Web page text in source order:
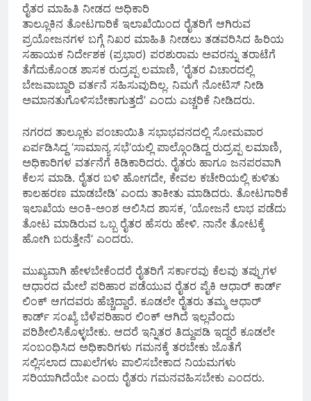
ರೈತರ ಮಾಹಿತಿ ನೀಡದ ಅಧಿಕಾರಿ
ತಾಲ್ಲೂಕಿನ ತೋಟಗಾರಿಕೆ ಇಲಾಖೆಯಿಂದ ರೈತರಿಗೆ ಆಗಿರುವ
ಪ್ರಯೋಜನಗಳ ಬಗ್ಗೆ ನಿಖರ ಮಾಹಿತಿ ನೀಡಲು ತಡವರಿಸಿದ ಹಿರಿಯ
ಸಹಾಯಕ ನಿರ್ದೇಶಕ (ಪ್ರಭಾರ) ಪರಶುರಾಮ ಅವರನ್ನು ತರಾಟೆಗೆ
ತೆಗೆದುಕೊಂಡ ಶಾಸಕ ರುದ್ರಪ್ಪ ಲಮಾಣಿ, ‘ರೈತರ ವಿಚಾರದಲ್ಲಿ
ಬೇಜವಾಬ್ದಾರಿ ವರ್ತನೆ ಸಹಿಸುವುದಿಲ್ಲ. ನಿಮಗೆ ನೋಟಿಸ್ ನೀಡಿ
ಅಮಾನತುಗೊಳಿಸಬೇಕಾಗುತ್ತದೆ’ ಎಂದು ಎಚ್ಚರಿಕೆ ನೀಡಿದರು.
ನಗರದ ತಾಲ್ಲೂಕು ಪಂಚಾಯಿತಿ ಸಭಾಭವನದಲ್ಲಿ ಸೋಮವಾರ
ಏರ್ಪಡಿಸಿದ್ದ ‘ಸಾಮಾನ್ಯ ಸಭೆ’ಯಲ್ಲಿ ಪಾಲ್ಗೊಂಡಿದ್ದ ರುದ್ರಪ್ಪ ಲಮಾಣಿ,
ಅಧಿಕಾರಿಗಳ ವರ್ತನೆಗೆ ಕಿಡಿಕಾರಿದರು. ರೈತರು ಹಾಗೂ ಜನಪರವಾಗಿ
ಕೆಲಸ ಮಾಡಿ. ರೈತರ ಬಳಿ ಹೋಗದೇ, ಕೇವಲ ಕಚೇರಿಯಲ್ಲಿ ಕುಳಿತು
ಕಾಲಹರಣ ಮಾಡಬೇಡಿ’ ಎಂದು ತಾಕೀತು ಮಾಡಿದರು. ತೋಟಗಾರಿಕೆ
ಇಲಾಖೆಯ ಅಂಕಿ-ಅಂಶ ಆಲಿಸಿದ ಶಾಸಕ, ‘ಯೋಜನೆ ಲಾಭ ಪಡೆದು
ತೋಟ ಮಾಡಿರುವ ಒಬ್ಬ ರೈತರ ಹೆಸರು ಹೇಳಿ. ನಾನೇ ತೋಟಕ್ಕೆ
ಹೋಗಿ ಬರುತ್ತೇನೆ’ ಎಂದರು.
ಮುಖ್ಯವಾಗಿ ಹೇಳಬೇಕೆಂದರೆ ರೈತರಿಗೆ ಸರ್ಕಾರವು ಕೆಲವು ತಪ್ಪುಗಳ
ಆಧಾರದ ಮೇಲೆ ಪರಿಹಾರ ಪಡೆಯುವ ರೈತರ ಪೈಕಿ ಆಧಾರ್ ಕಾರ್ಡ್
ಲಿಂಕ್ ಆಗದವರು ಹೆಚ್ಚಿದ್ದಾರೆ. ಕೂಡಲೇ ರೈತರು ತಮ್ಮ ಆಧಾರ್
ಕಾರ್ಡ್ ಸಂಖ್ಯೆ ಬೆಳೆಪರಿಹಾರ ಲಿಂಕ್ ಆಗಿದೆ ಇಲ್ಲವೆಂದು
ಪರಿಶೀಲಿಸಿಕೊಳ್ಳಬೇಕು. ಆದರೆ ಇನ್ನಿತರ ತಿದ್ದುಪಡಿ ಇದ್ದರೆ ಕೂಡಲೇ
ಸಂಬಂಧಿಸಿದ ಅಧಿಕಾರಿಗಳು ಗಮನಕ್ಕೆ ತರಬೇಕು ಜೊತೆಗೆ
ಸಲ್ಲಿಸಲಾದ ದಾಖಲೆಗಳು ಪಾಲಿಸಬೇಕಾದ ನಿಯಮಗಳು
ಸರಿಯಾಗಿದೆಯೇ ಎಂದು ರೈತರು ಗಮನವಹಿಸಬೇಕು ಎಂದರು.